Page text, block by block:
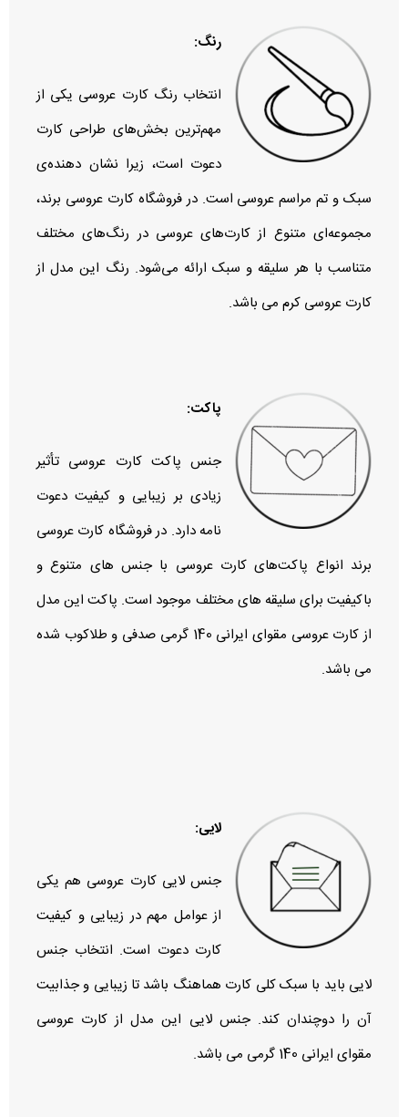
رنگ:
انتخاب رنگ کارت عروسی یکی از
مهم‌ترین بخش‌های طراحی کارت
دعوت است، زیرا نشان‌ دهنده‌ی
سبک و تم مراسم عروسی است. در فروشگاه کارت عروسی برند،
مجموعه‌ای متنوع از کارت‌های عروسی در رنگ‌های مختلف
متناسب با هر سلیقه و سبک ارائه می‌شود. رنگ این مدل از
کارت عروسی کرم می باشد.
پاکت:
جنس پاکت کارت عروسی تأثیر
زیادی بر زیبایی و کیفیت دعوت‌
نامه دارد. در فروشگاه کارت عروسی
برند انواع پاکت‌های کارت عروسی با جنس‌ های متنوع و
باکیفیت برای سلیقه‌ های مختلف موجود است. پاکت این مدل
از کارت عروسی مقوای ایرانی 140 گرمی صدفی و طلاکوب شده
می باشد.
لایی:
جنس لایی کارت عروسی هم یکی
از عوامل مهم در زیبایی و کیفیت
کارت دعوت است. انتخاب جنس
لایی باید با سبک کلی کارت هماهنگ باشد تا زیبایی و جذابیت
آن را دوچندان کند. جنس لایی این مدل از کارت عروسی
مقوای ایرانی 140 گرمی می باشد.